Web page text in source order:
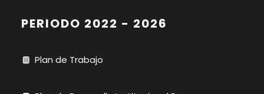
PERIODO 2022 - 2026
Plan de Trabajo